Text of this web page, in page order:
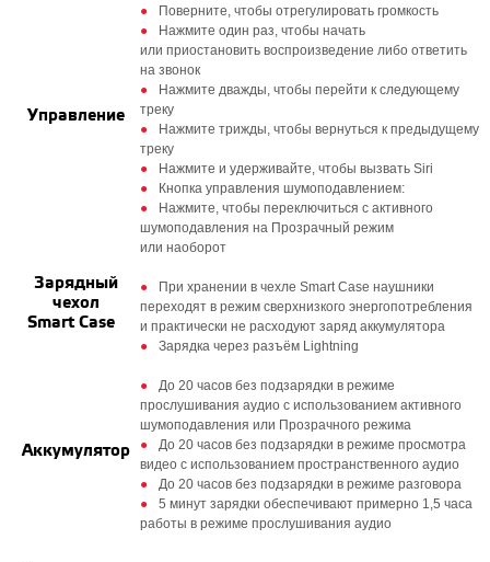
Управление
Поверните, чтобы отрегулировать громкость
Нажмите один раз, чтобы начать
или приостановить воспроизведение либо ответить
на звонок
Нажмите дважды, чтобы перейти к следующему
треку
Нажмите трижды, чтобы вернуться к предыдущему
треку
Нажмите и удерживайте, чтобы вызвать Siri
Кнопка управления шумоподавлением:
Нажмите, чтобы переключиться с активного
шумоподавления на Прозрачный режим
или наоборот
Зарядный
чехол
Smart Case
При хранении в чехле Smart Case наушники
переходят в режим сверхнизкого энергопотребления
и практически не расходуют заряд аккумулятора
Зарядка через разъём Lightning
Аккумулятор
До 20 часов без подзарядки в режиме
прослушивания аудио с использованием активного
шумоподавления или Прозрачного режима
До 20 часов без подзарядки в режиме просмотра
видео с использованием пространственного аудио
До 20 часов без подзарядки в режиме разговора
5 минут зарядки обеспечивают примерно 1,5 часа
работы в режиме прослушивания аудио